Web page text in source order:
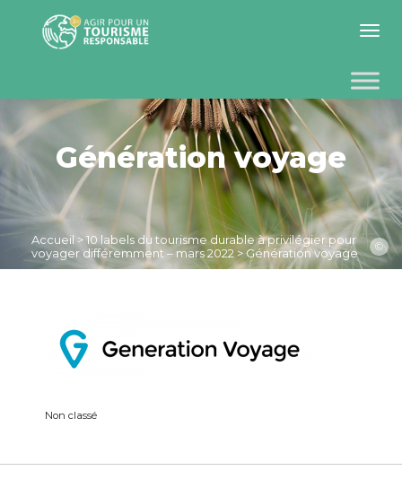
Toggle
Génération voyage
Accueil >10 labels du tourisme durable à privilégier pour
voyager différemment – mars 2022 >Génération voyage ©
Non classé